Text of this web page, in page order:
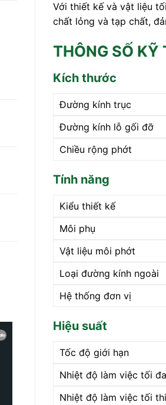
Với thiết kế và vật liệu
chất lỏng và tạp chất,
THÔNG SỐ KỸ
Kích thước
Đường kính trục
Đường kính lỗ gối đỡ
Chiều rộng phớt
Tính năng
Kiểu thiết kế
Môi phụ
Vật liệu môi phớt
Loại đường kính ngoài
Hệ thống đơn vị
Hiệu suất
Tốc độ giới hạn
Nhiệt độ làm việc tối đa
Nhiệt độ làm việc tối